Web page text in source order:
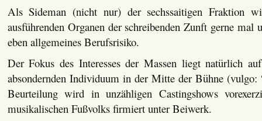
Als Sideman (nicht nur) der sechssaitigen Fraktion
ausführenden Organen der schreibenden Zunft gerne mal
eben allgemeines Berufsrisiko.
Der Fokus des Interesses der Massen liegt natürlich
absondernden Individuum in der Mitte der Bühne (vulgo:
Beurteilung wird in unzähligen Castingshows
musikalischen Fußvolks firmiert unter Beiwerk.